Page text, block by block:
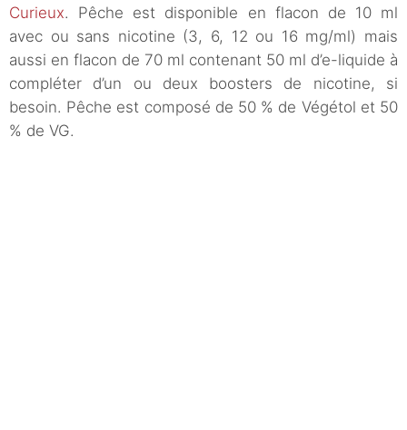
Curieux. Pêche est disponible en flacon de 10 ml
avec ou sans nicotine (3, 6, 12 ou 16 mg/ml) mais
aussi en flacon de 70 ml contenant 50 ml d’e-liquide à
compléter d’un ou deux boosters de nicotine, si
besoin. Pêche est composé de 50 % de Végétol et 50
% de VG.